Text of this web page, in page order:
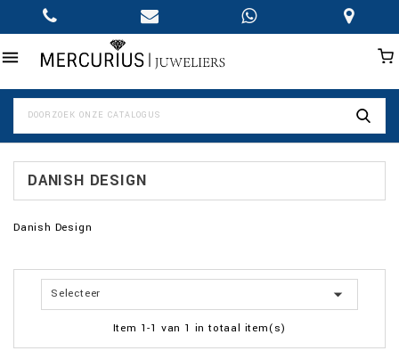

DANISH DESIGN
Danish Design
Selecteer 
Item 1-1 van 1 in totaal item(s)